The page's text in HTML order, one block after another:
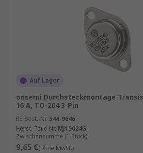
Auf Lager
onsemi Durchsteckmontage
16 A, TO-204 3-Pin
RS Best.-Nr. 544-9646
Herst. Teile-Nr. MJ15024G
Zwischensumme (1 Stück)
9,65 €(ohne MwSt.)